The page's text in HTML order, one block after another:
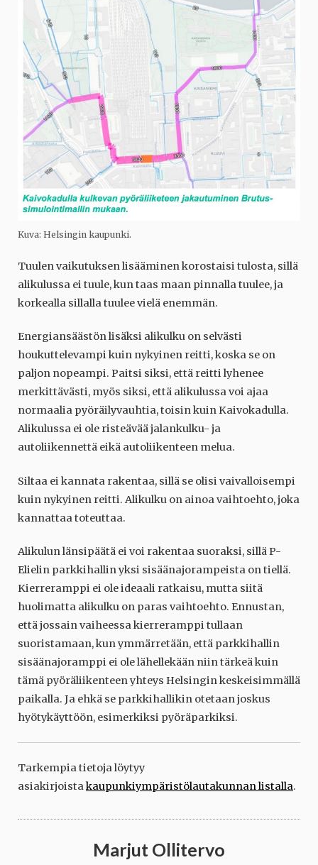
Kuva: Helsingin kaupunki.
Tuulen vaikutuksen lisääminen korostaisi tulosta, sillä
alikulussa ei tuule, kun taas maan pinnalla tuulee, ja
korkealla sillalla tuulee vielä enemmän.
Energiansäästön lisäksi alikulku on selvästi
houkuttelevampi kuin nykyinen reitti, koska se on
paljon nopeampi. Paitsi siksi, että reitti lyhenee
merkittävästi, myös siksi, että alikulussa voi ajaa
normaalia pyöräilyvauhtia, toisin kuin Kaivokadulla.
Alikulussa ei ole risteävää jalankulku- ja
autoliikennettä eikä autoliikenteen melua.
Siltaa ei kannata rakentaa, sillä se olisi vaivalloisempi
kuin nykyinen reitti. Alikulku on ainoa vaihtoehto, joka
kannattaa toteuttaa.
Alikulun länsipäätä ei voi rakentaa suoraksi, sillä P-
Elielin parkkihallin yksi sisäänajorampeista on tiellä.
Kierreramppi ei ole ideaali ratkaisu, mutta siitä
huolimatta alikulku on paras vaihtoehto. Ennustan,
että jossain vaiheessa kierreramppi tullaan
suoristamaan, kun ymmärretään, että parkkihallin
sisäänajoramppi ei ole lähellekään niin tärkeä kuin
tämä pyöräliikenteen yhteys Helsingin keskeisimmällä
paikalla. Ja ehkä se parkkihallikin otetaan joskus
hyötykäyttöön, esimerkiksi pyöräparkiksi.
Tarkempia tietoja löytyy
asiakirjoista kaupunkiympäristölautakunnan listalla.
Marjut Ollitervo